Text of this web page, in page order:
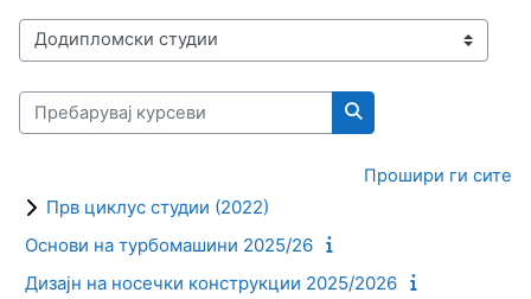
Категории на курсеви
Пребарувај курсеви
Пребарувај курсеви
Прошири ги сите
Прв циклус студии (2022)
Основи на турбомашини 2025/26
Дизајн на носечки конструкции 2025/2026